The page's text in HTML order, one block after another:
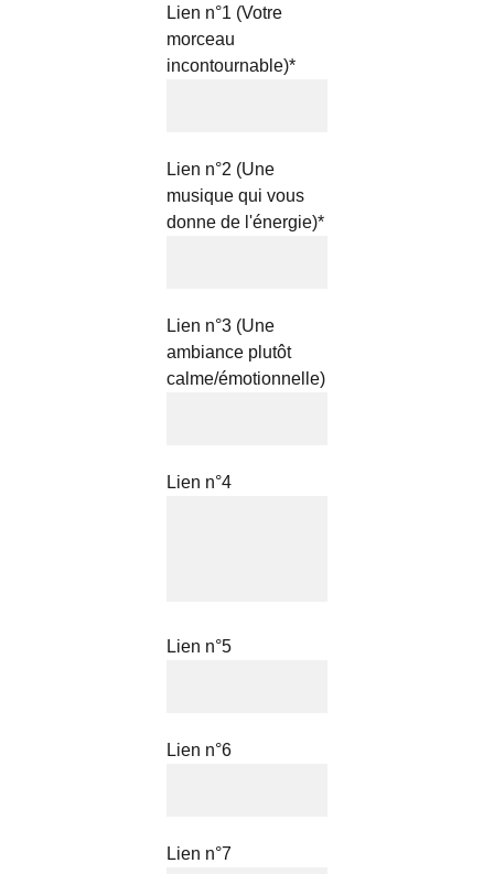
Lien n°1 (Votre
morceau
incontournable)*
Lien n°2 (Une
musique qui vous
donne de l'énergie)*
Lien n°3 (Une
ambiance plutôt
calme/émotionnelle)
Lien n°4
Lien n°5
Lien n°6
Lien n°7